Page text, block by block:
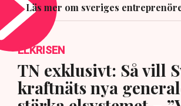
Läs mer om sveriges
ELKRISEN
TN exklusivt: Så vill
kraftnäts nya